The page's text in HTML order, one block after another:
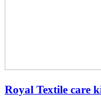
Royal Textile care